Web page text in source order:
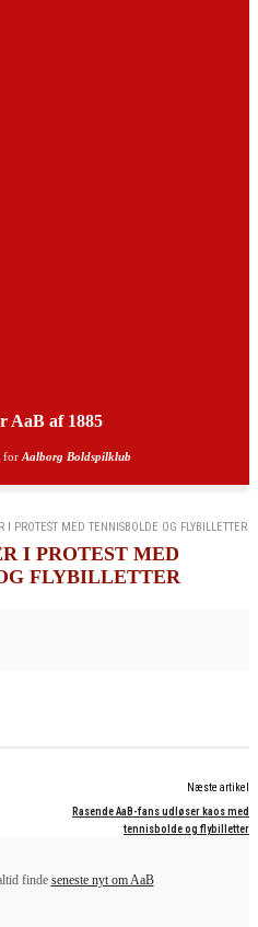
AaB af 1885
for Aalborg Boldspilklub
I PROTEST MED TENNISBOLDE OG FLYBILLETTER
I PROTEST MED
FLYBILLETTER
Næste artikel
Rasende AaB-fans udløser kaos med
tennisbolde og flybilletter
finde seneste nyt om AaB